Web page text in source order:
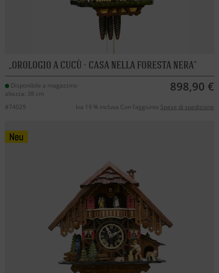
OROLOGIO A CUCÙ - CASA NELLA FORESTA NERA
Disponibile a magazzino
altezza: 38 cm
898,90 €
#74029 Iva 19 % inclusa Con l’aggiunta Spese di spedizione